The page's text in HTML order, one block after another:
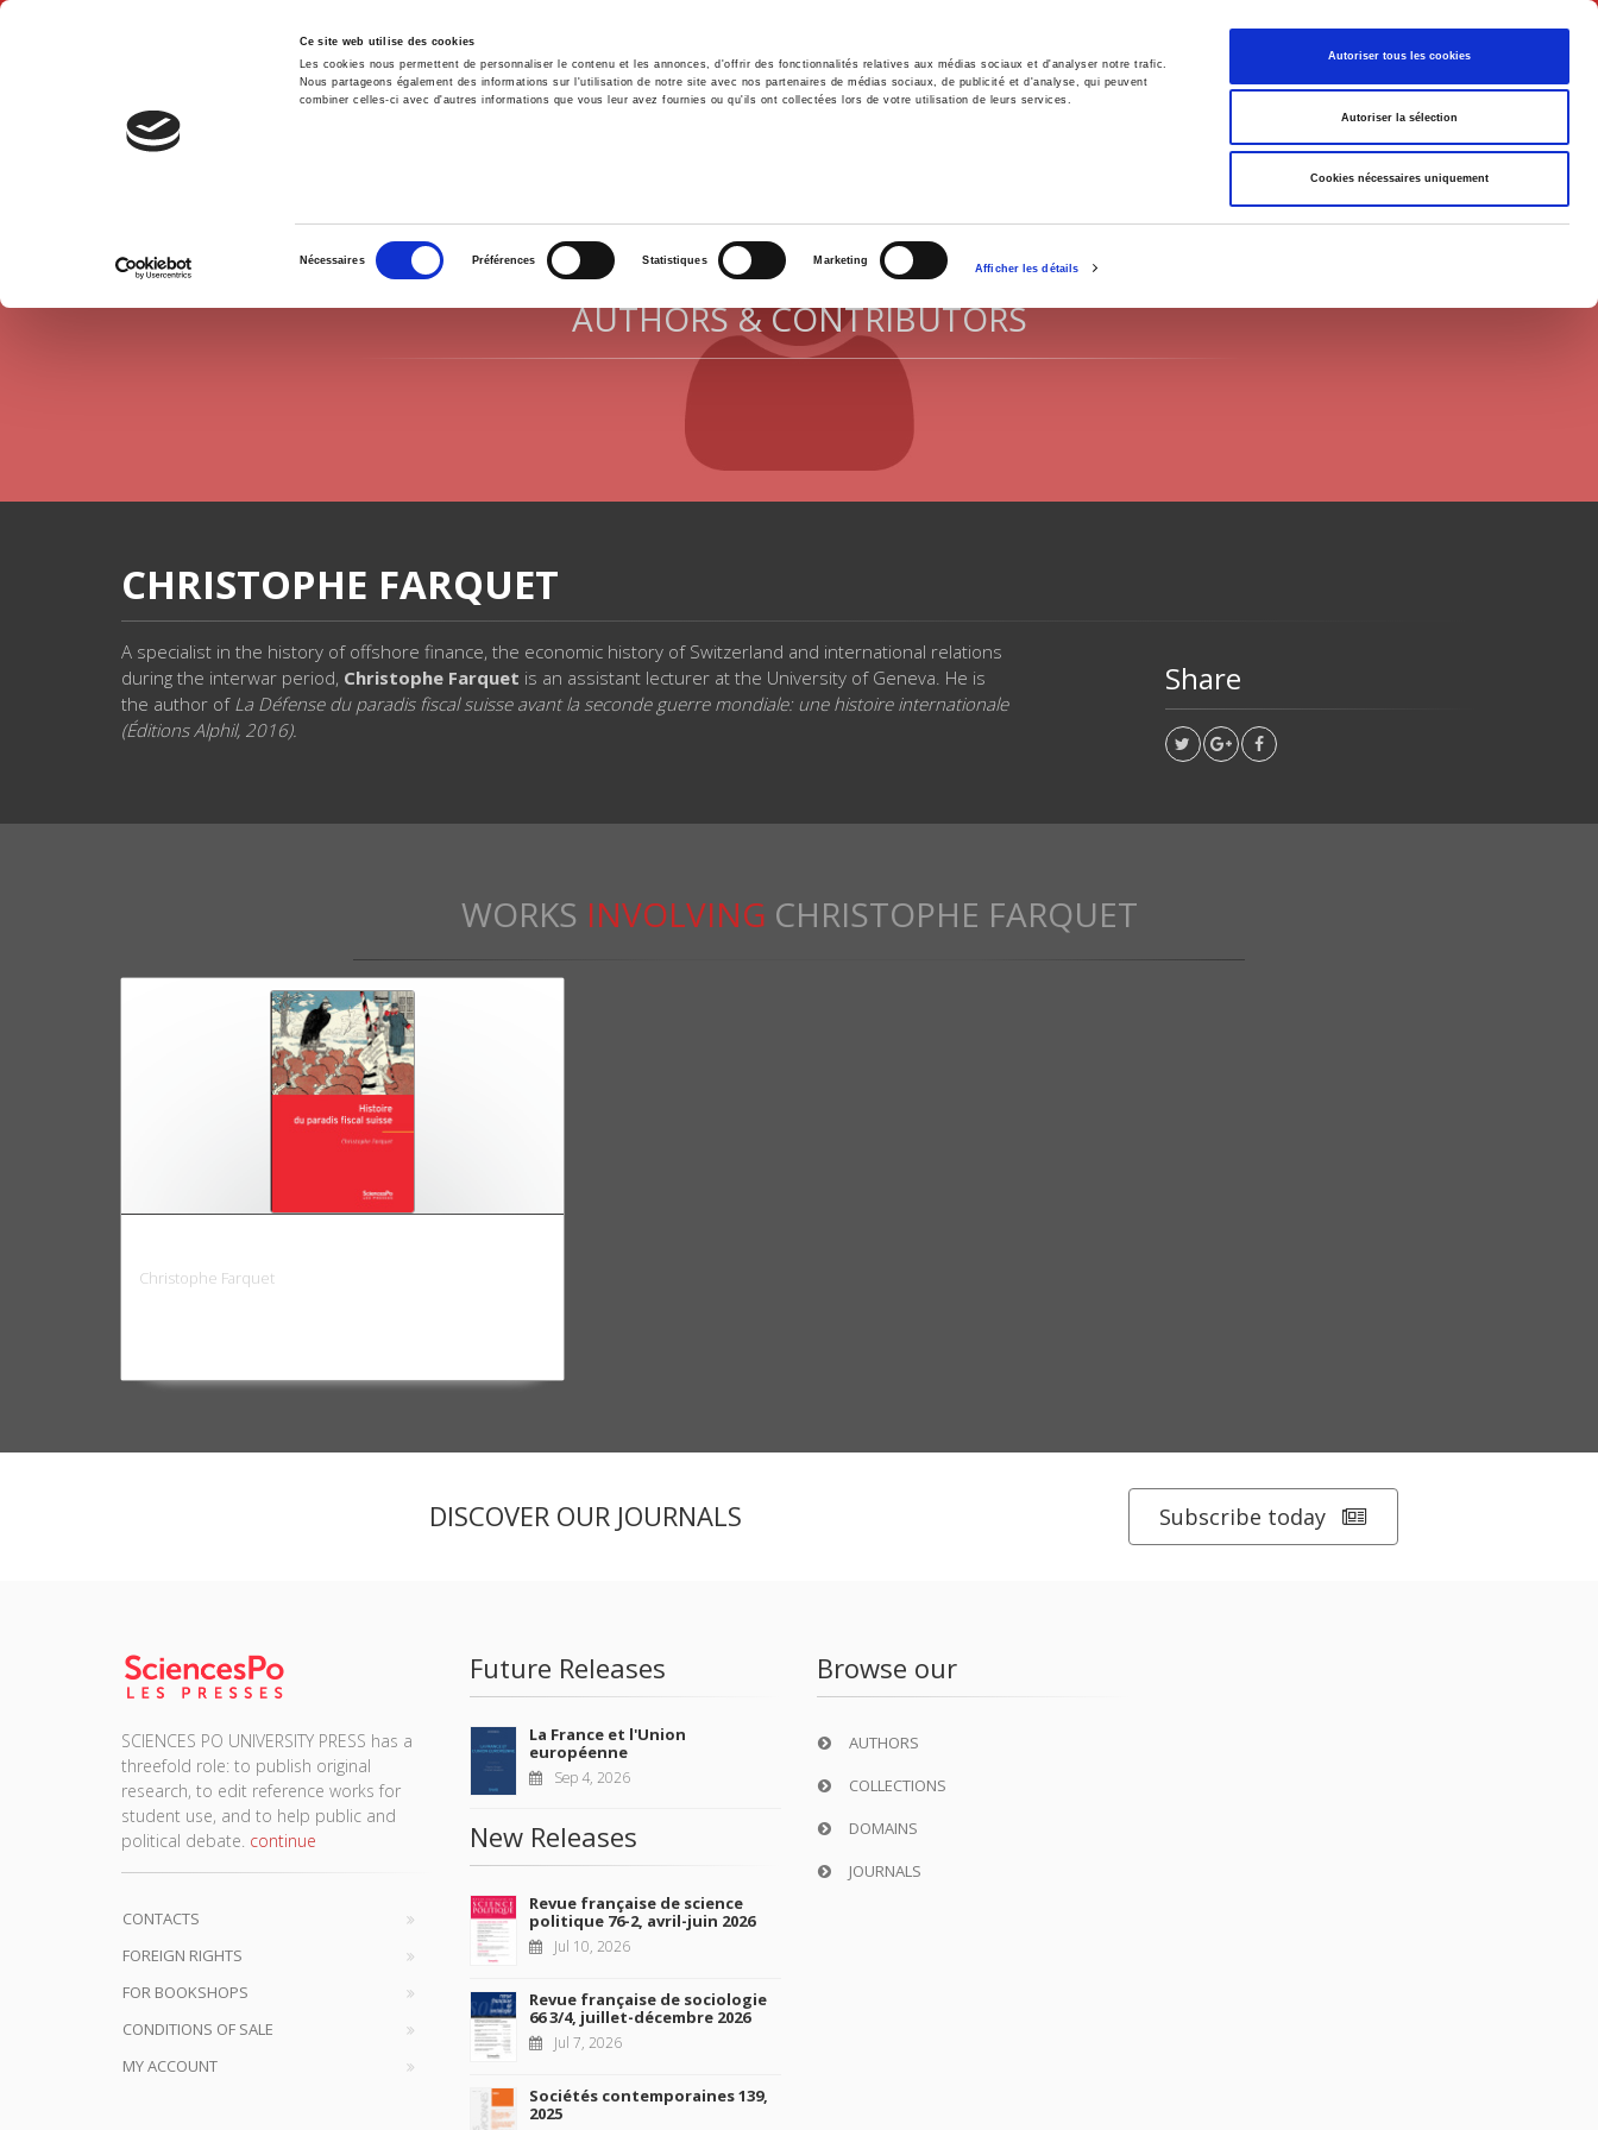
Ce site web utilise des cookies
Les cookies nous permettent de personnaliser le contenu et les annonces, d'offrir des fonctionnalités relatives aux médias sociaux et d'analyser notre trafic.
Nous partageons également des informations sur l'utilisation de notre site avec nos partenaires de médias sociaux, de publicité et d'analyse, qui peuvent
combiner celles-ci avec d'autres informations que vous leur avez fournies ou qu'ils ont collectées lors de votre utilisation de leurs services.
consentement
Nécessaires Préférences Statistiques Marketing
Afficher les détails
Autoriser tous les cookies
Autoriser la sélection
Cookies nécessaires uniquement
English
Home Environment History International Politics
AUTHORS & CONTRIBUTORS
CHRISTOPHE FARQUET
A specialist in the history of offshore finance, the economic history of Switzerland and international relations
during the interwar period, Christophe Farquet is an assistant lecturer at the University of Geneva. He is
the author of La Défense du paradis fiscal suisse avant la seconde guerre mondiale: une histoire internationale
(Éditions Alphil, 2016).
Share
WORKS INVOLVING CHRISTOPHE FARQUET
Christophe Farquet
DISCOVER OUR JOURNALS Subscribe today
SCIENCES PO UNIVERSITY PRESS has a
threefold role: to publish original
research, to edit reference works for
student use, and to help public and
political debate. continue
CONTACTS
FOREIGN RIGHTS
FOR BOOKSHOPS
CONDITIONS OF SALE
MY ACCOUNT
Future Releases
La France et l'Union
européenne
Sep 4, 2026
New Releases
Revue française de science
politique 76-2, avril-juin 2026
Jul 10, 2026
Revue française de sociologie
66 3/4, juillet-décembre 2026
Jul 7, 2026
Sociétés contemporaines 139,
2025
Browse our
AUTHORS
COLLECTIONS
DOMAINS
JOURNALS